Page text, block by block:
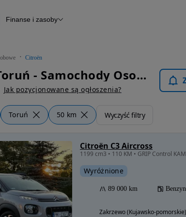
Raport z inspekcji
Otomoto News
Finanse i zasoby
Citroën
Citroën Toruń - Samochody Osobowe
Jak pozycjonowane są ogłoszenia?
Toruń 50 km Wyczyść filtry
Citroën C3 Aircross
Wyróżnione
89 000 km
Zakrzewo (Kujawsko-pomorskie)